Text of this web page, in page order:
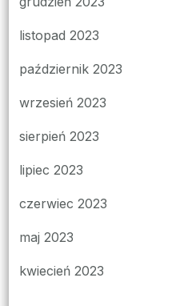
listopad 2023
październik 2023
wrzesień 2023
sierpień 2023
lipiec 2023
czerwiec 2023
maj 2023
kwiecień 2023